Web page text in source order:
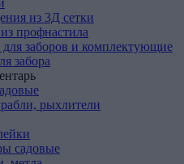
из 3Д сетки
профнастила
заборов и комплектующие
забора
рыхлители
садовые